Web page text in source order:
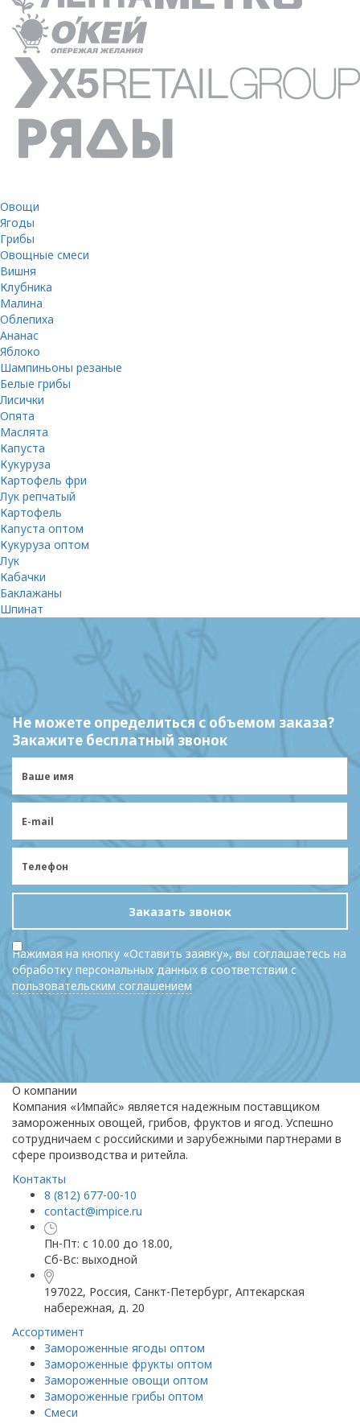
Овощи
Ягоды
Грибы
Овощные смеси
Вишня
Клубника
Малина
Облепиха
Ананас
Яблоко
Шампиньоны резаные
Белые грибы
Лисички
Опята
Маслята
Капуста
Кукуруза
Картофель фри
Лук репчатый
Картофель
Капуста оптом
Кукуруза оптом
Лук
Кабачки
Баклажаны
Шпинат
Не можете определиться с объемом заказа?
Закажите бесплатный звонок
Заказать звонок
Нажимая на кнопку «Оставить заявку», вы соглашаетесь на
обработку персональных данных в соответствии с
пользовательским соглашением
О компании
Компания «Импайс» является надежным поставщиком
замороженных овощей, грибов, фруктов и ягод. Успешно
сотрудничаем с российскими и зарубежными партнерами в
сфере производства и ритейла.
Контакты
8 (812) 677-00-10
contact@impice.ru
Пн-Пт: с 10.00 до 18.00,
Сб-Вс: выходной
197022, Россия, Санкт-Петербург, Аптекарская
набережная, д. 20
Ассортимент
Замороженные ягоды оптом
Замороженные фрукты оптом
Замороженные овощи оптом
Замороженные грибы оптом
Смеси